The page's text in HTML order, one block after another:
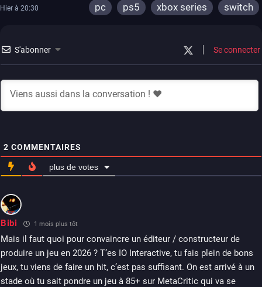
Hier à 20:30 pc ps5 xbox series switch
S'abonner Se connecter
2 COMMENTAIRES
plus de votes
Bibi 1 mois plus tôt
Mais il faut quoi pour convaincre un éditeur / constructeur de
produire un jeu en 2026 ? T’es IO Interactive, tu fais plein de bons
jeux, tu viens de faire un hit, c’est pas suffisant. On est arrivé à un
stade où tu sait pondre un jeu à 85+ sur MetaCritic qui va se